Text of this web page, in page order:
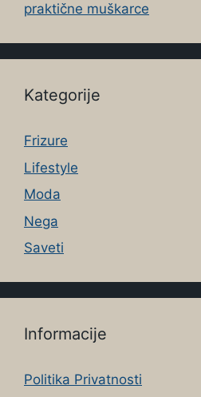
praktične muškarce
Kategorije
Frizure
Lifestyle
Moda
Nega
Saveti
Informacije
Politika Privatnosti